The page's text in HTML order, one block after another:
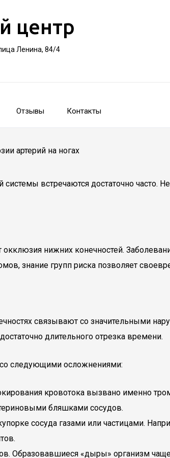
центр
Ленина, 84/4
Отзывы Контакты
артерий на ногах
системы встречаются достаточно
нижних конечностей.
знание групп риска позволяет
связывают со значительными
длительного отрезка времени.
следующими осложнениями:
кровотока вызвано именно
бляшками сосудов.
сосуда газами или частицами.
Образовавшиеся «дыры» организм